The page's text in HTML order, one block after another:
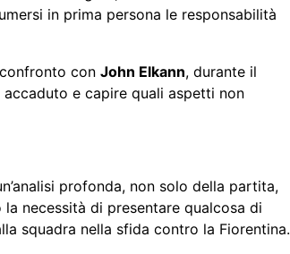
in prima persona le responsabilità
con John Elkann, durante il
e capire quali aspetti non
profonda, non solo della partita,
necessità di presentare qualcosa di
squadra nella sfida contro la Fiorentina.